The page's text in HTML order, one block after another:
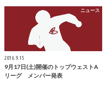
ニュース
2016.9.15
9月17日(土)開催のトップウェストA
リーグ メンバー発表